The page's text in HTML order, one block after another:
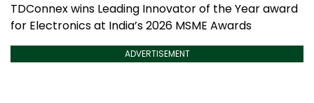
TDConnex wins Leading Innovator of the Year award
for Electronics at India’s 2026 MSME Awards
ADVERTISEMENT